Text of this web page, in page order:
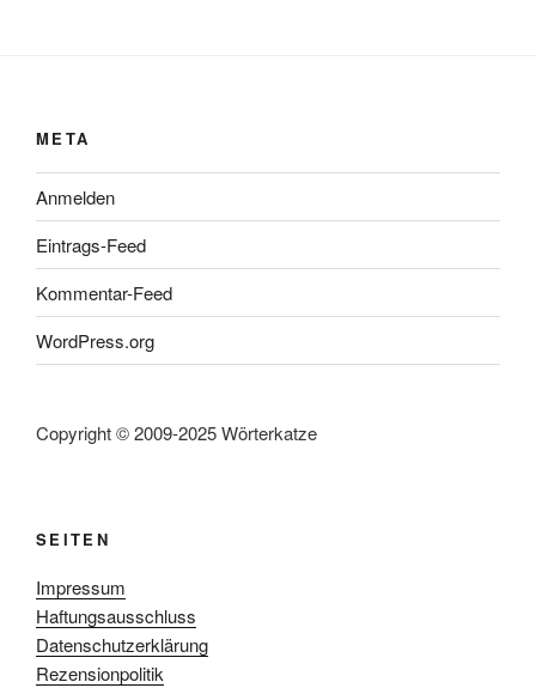
META
Anmelden
Eintrags-Feed
Kommentar-Feed
WordPress.org
Copyright © 2009-2025 Wörterkatze
SEITEN
Impressum
Haftungsausschluss
Datenschutzerklärung
Rezensionpolitik